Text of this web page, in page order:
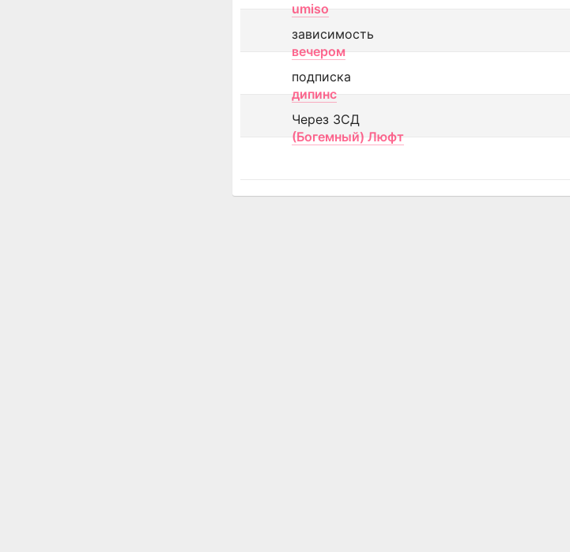
umiso
зависимость
вечером
подписка
дипинс
Через ЗСД
(Богемный) Люфт